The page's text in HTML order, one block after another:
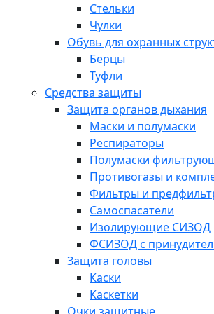
Стельки
Чулки
Обувь для охранных
Берцы
Туфли
Средства защиты
Защита органов дыхания
Маски и полумаски
Респираторы
Полумаски
Противогазы и
Фильтры и
Самоспасатели
Изолирующие СИЗОД
ФСИЗОД с
Защита головы
Каски
Каскетки